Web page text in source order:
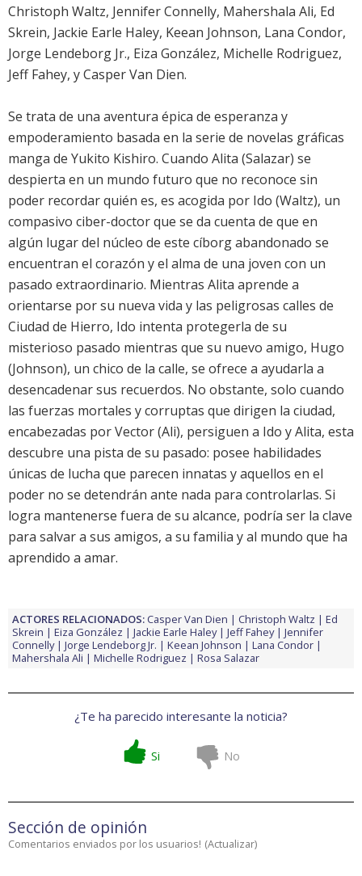
Christoph Waltz, Jennifer Connelly, Mahershala Ali, Ed
Skrein, Jackie Earle Haley, Keean Johnson, Lana Condor,
Jorge Lendeborg Jr., Eiza González, Michelle Rodriguez,
Jeff Fahey, yCasper Van Dien.
Se trata de una aventura épica de esperanza y
empoderamiento basada en la serie de novelas gráficas
manga de Yukito Kishiro. Cuando Alita (Salazar) se
despierta en un mundo futuro que no reconoce sin
poder recordar quién es, es acogida por Ido (Waltz), un
compasivo ciber-doctor que se da cuenta de que en
algún lugar del núcleo de este cíborg abandonado se
encuentran el corazón y el alma de una joven con un
pasado extraordinario. Mientras Alita aprende a
orientarse por su nueva vida y las peligrosas calles de
Ciudad de Hierro, Ido intenta protegerla de su
misterioso pasado mientras que su nuevo amigo, Hugo
(Johnson), un chico de la calle, se ofrece a ayudarla a
desencadenar sus recuerdos. No obstante, solo cuando
las fuerzas mortales y corruptas que dirigen la ciudad,
encabezadas por Vector (Ali), persiguen a Ido y Alita, esta
descubre una pista de su pasado: posee habilidades
únicas de lucha que parecen innatas y aquellos en el
poder no se detendrán ante nada para controlarlas. Si
logra mantenerse fuera de su alcance, podría ser la clave
para salvar a sus amigos, a su familia y al mundo que ha
aprendido a amar.
ACTORES RELACIONADOS:Casper Van Dien Christoph Waltz
Ed
Skrein
Eiza González Jackie Earle Haley Jeff Fahey
Jennifer
Connelly
Jorge Lendeborg Jr. Keean Johnson
Lana Condor
Mahershala Ali
Michelle Rodriguez Rosa Salazar
¿Te ha parecido interesante la noticia?
Si No
Sección de opinión
Comentarios enviados por los usuarios! (Actualizar)